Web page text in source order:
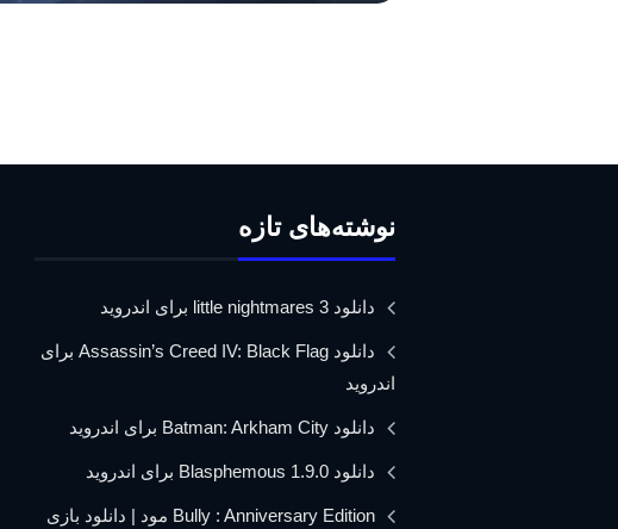
نوشته‌های تازه
دانلود little nightmares 3 برای اندروید
دانلود Assassin’s Creed IV: Black Flag برای
اندروید
دانلود Batman: Arkham City برای اندروید
دانلود Blasphemous 1.9.0 برای اندروید
Bully : Anniversary Edition مود | دانلود بازی